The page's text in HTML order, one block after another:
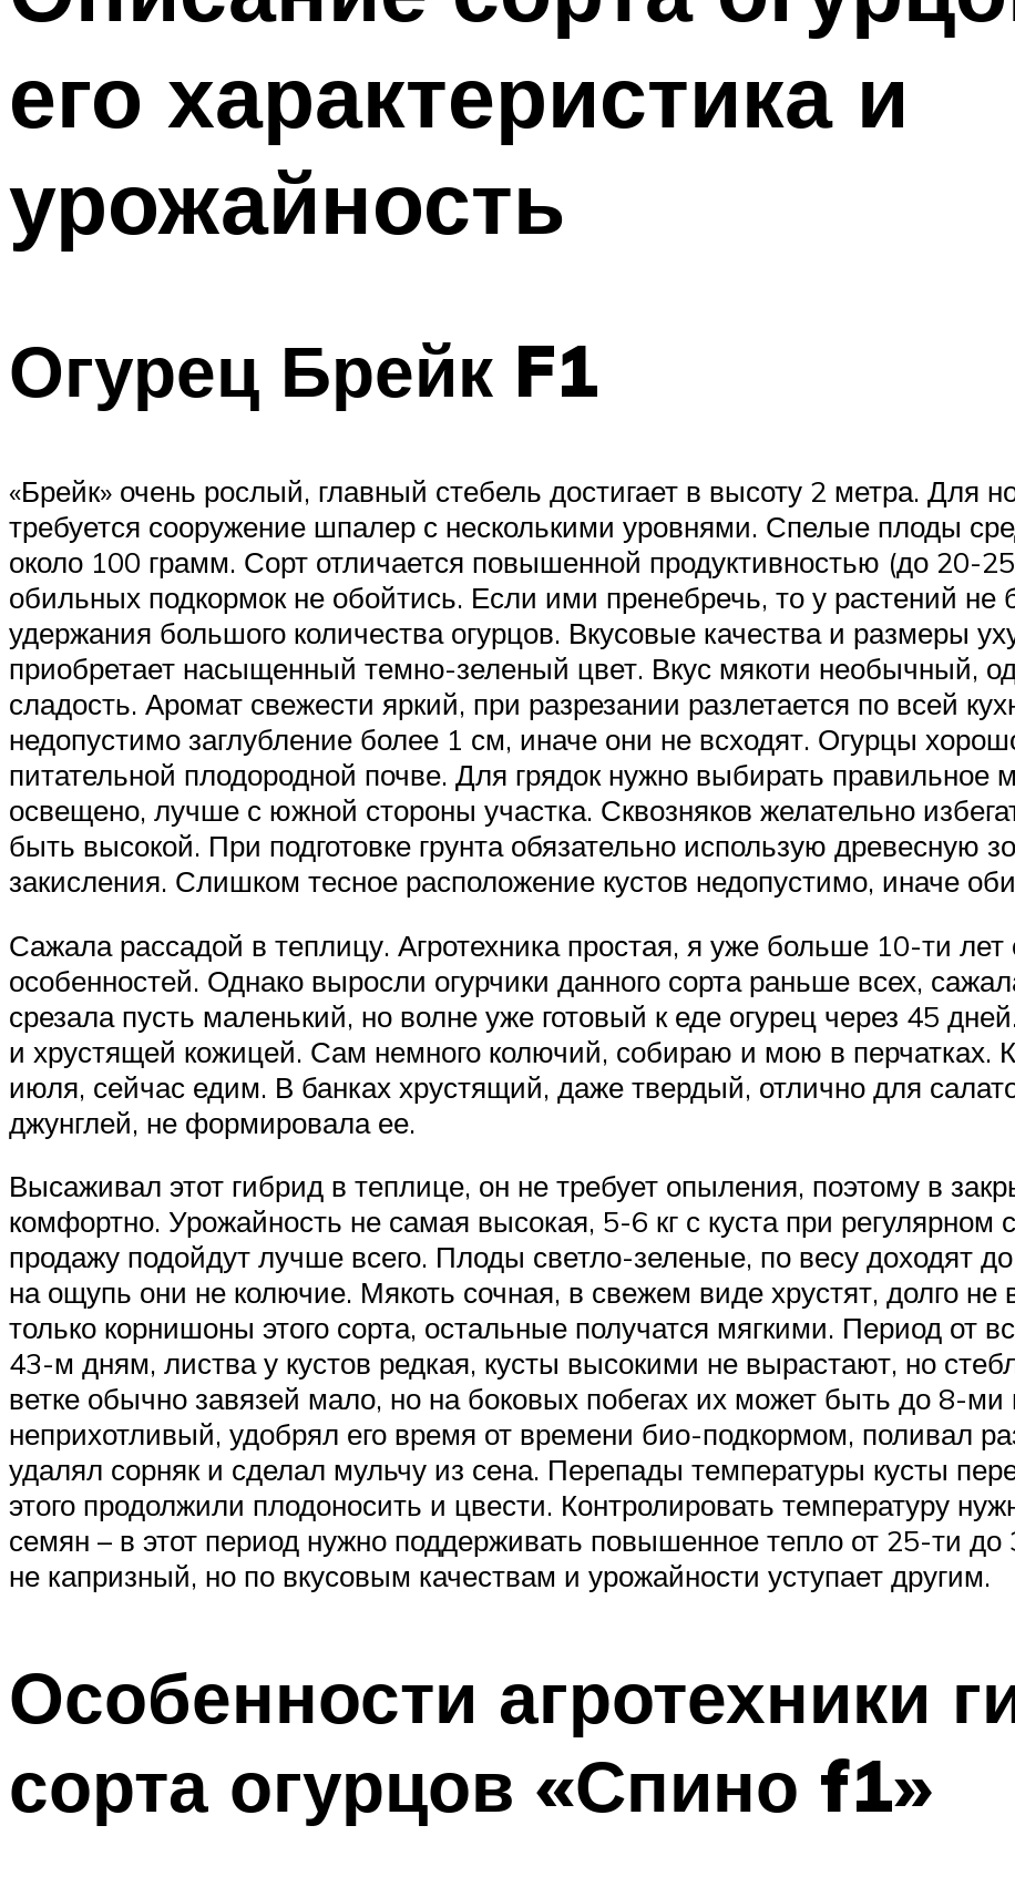
его характеристика и
урожайность
Огурец Брейк F1
«Брейк» очень рослый, главный стебель достигает в высоту 2 метра. Для
требуется сооружение шпалер с несколькими уровнями. Спелые плоды
около 100 грамм. Сорт отличается повышенной продуктивностью (до 20-
обильных подкормок не обойтись. Если ими пренебречь, то у растений
удержания большого количества огурцов. Вкусовые качества и размеры
приобретает насыщенный темно-зеленый цвет. Вкус мякоти необычный,
сладость. Аромат свежести яркий, при разрезании разлетается по всей
недопустимо заглубление более 1 см, иначе они не всходят. Огурцы
питательной плодородной почве. Для грядок нужно выбирать
освещено, лучше с южной стороны участка. Сквозняков желательно
быть высокой. При подготовке грунта обязательно использую древесную
закисления. Слишком тесное расположение кустов недопустимо, иначе
Сажала рассадой в теплицу. Агротехника простая, я уже больше 10-ти
особенностей. Однако выросли огурчики данного сорта раньше всех,
срезала пусть маленький, но волне уже готовый к еде огурец через 45
и хрустящей кожицей. Сам немного колючий, собираю и мою в перчатках.
июля, сейчас едим. В банках хрустящий, даже твердый, отлично для
джунглей, не формировала ее.
Высаживал этот гибрид в теплице, он не требует опыления, поэтому в
комфортно. Урожайность не самая высокая, 5-6 кг с куста при регулярном
продажу подойдут лучше всего. Плоды светло-зеленые, по весу доходят
на ощупь они не колючие. Мякоть сочная, в свежем виде хрустят, долго не
только корнишоны этого сорта, остальные получатся мягкими. Период от
43-м дням, листва у кустов редкая, кусты высокими не вырастают, но
ветке обычно завязей мало, но на боковых побегах их может быть до 8-ми
неприхотливый, удобрял его время от времени био-подкормом, поливал
удалял сорняк и сделал мульчу из сена. Перепады температуры кусты
этого продолжили плодоносить и цвести. Контролировать температуру
семян – в этот период нужно поддерживать повышенное тепло от 25-ти до
не капризный, но по вкусовым качествам и урожайности уступает другим.
Особенности агротехники
сорта огурцов «Спино f1»